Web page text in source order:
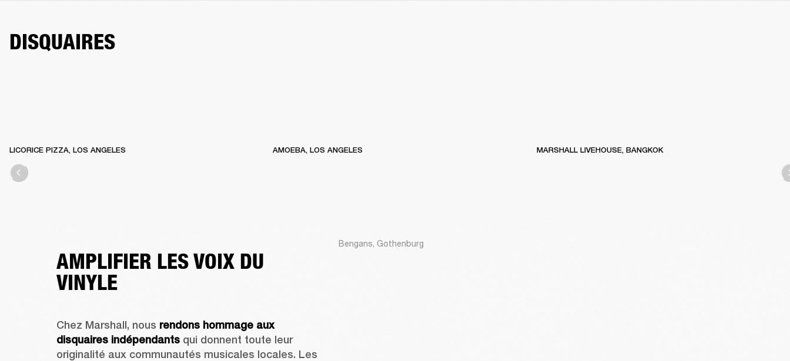
DISQUAIRES
LICORICE PIZZA, LOS ANGELES AMOEBA, LOS ANGELES MARSHALL LIVEHOUSE, BANGKOK
AMPLIFIER LES VOIX DU
VINYLE
Chez Marshall, nous rendons hommage aux
disquaires indépendants qui donnent toute leur
originalité aux communautés musicales locales. Les
Bengans, Gothenburg